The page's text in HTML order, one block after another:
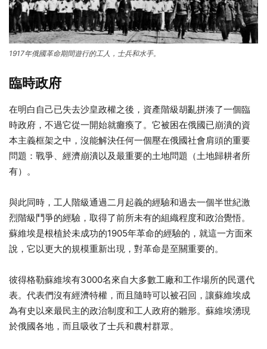
1917年俄國革命期間遊行的工人，士兵和水手。
臨時政府
在明白自己已失去沙皇政權之後，資產階級胡亂拼湊了一個臨
時政府，不過它從一開始就癱瘓了。它被困在俄國已崩潰的資
本主義框架之中，沒能解決任何一個壓在俄國社會肩頭的重要
問題：戰爭、經濟崩潰以及最重要的土地問題（土地歸耕者所
有）。
與此同時，工人階級通過二月起義的經驗和過去一個半世紀激
烈階級鬥爭的經驗，取得了前所未有的組織程度和政治覺悟。
蘇維埃是根植於未成功的1905年革命的經驗的，就這一方面來
說，它以更大的規模重新出現，對革命是至關重要的。
彼得格勒蘇維埃有3000名來自大多數工廠和工作場所的民選代
表。代表們沒有經濟特權，而且隨時可以被召回，讓蘇維埃成
為有史以來最民主的政治制度和工人政府的雛形。蘇維埃湧現
於俄國各地，而且吸收了士兵和農村群眾。